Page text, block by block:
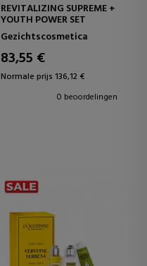
REVITALIZING SUPREME +
YOUTH POWER SET
Gezichtscosmetica
83,55 €
Normale prijs 136,12 €
0 beoordelingen